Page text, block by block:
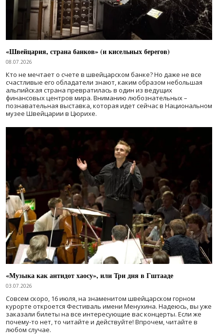
«Швейцария, страна банков» (и кисельных берегов)
08.07.2026
Кто не мечтает о счете в швейцарском банке? Но даже не все
счастливые его обладатели знают, каким образом небольшая
альпийская страна превратилась в один из ведущих
финансовых центров мира. Вниманию любознательных –
познавательная выставка, которая идет сейчас в Национальном
музее Швейцарии в Цюрихе.
«Музыка как антидот хаосу», или Три дня в Гштааде
03.07.2026
Совсем скоро, 16 июля, на знаменитом швейцарском горном
курорте откроется Фестиваль имени Менухина. Надеюсь, вы уже
заказали билеты на все интересующие вас концерты. Если же
почему-то нет, то читайте и действуйте! Впрочем, читайте в
любом случае.